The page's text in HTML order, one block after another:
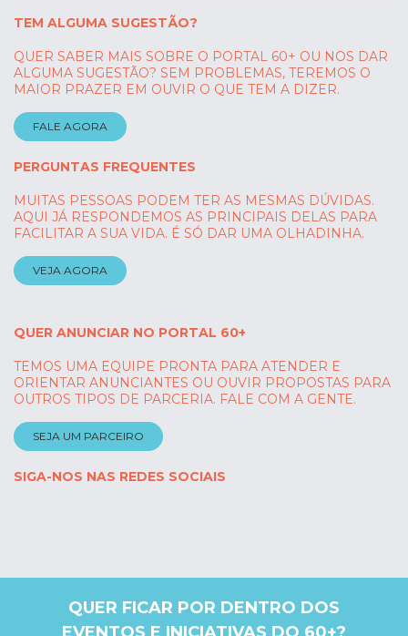
TEM ALGUMA SUGESTÃO?
QUER SABER MAIS SOBRE O PORTAL 60+ OU NOS DAR
ALGUMA SUGESTÃO? SEM PROBLEMAS, TEREMOS O
MAIOR PRAZER EM OUVIR O QUE TEM A DIZER.
FALE AGORA
PERGUNTAS FREQUENTES
MUITAS PESSOAS PODEM TER AS MESMAS DÚVIDAS.
AQUI JÁ RESPONDEMOS AS PRINCIPAIS DELAS PARA
FACILITAR A SUA VIDA. É SÓ DAR UMA OLHADINHA.
VEJA AGORA
QUER ANUNCIAR NO PORTAL 60+
TEMOS UMA EQUIPE PRONTA PARA ATENDER E
ORIENTAR ANUNCIANTES OU OUVIR PROPOSTAS PARA
OUTROS TIPOS DE PARCERIA. FALE COM A GENTE.
SEJA UM PARCEIRO
SIGA-NOS NAS REDES SOCIAIS
QUER FICAR POR DENTRO DOS
EVENTOS E INICIATIVAS DO 60+?